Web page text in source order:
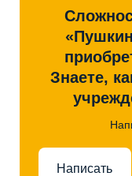
Знаете,
Написать